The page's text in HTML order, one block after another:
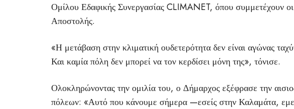
Ομίλου Εδαφικής Συνεργασίας CLIMANET, όπου συμμετέχουν
Αποστολής.
«Η μετάβαση στην κλιματική ουδετερότητα δεν είναι αγώνας
Και καμία πόλη δεν μπορεί να τον κερδίσει μόνη της», τόνισε.
Ολοκληρώνοντας την ομιλία του, ο Δήμαρχος εξέφρασε την
πόλεων: «Αυτό που κάνουμε σήμερα —εσείς στην Καλαμάτα,